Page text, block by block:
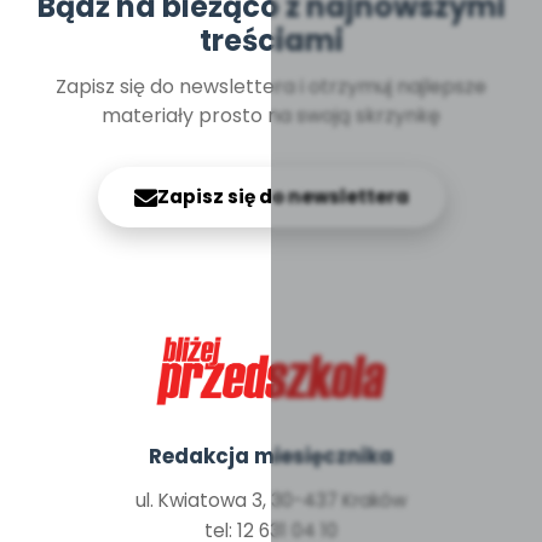
treściami
Zapisz się do newslettera i otrzymuj najlepsze
materiały prosto na swoją skrzynkę
Zapisz się do newslettera
Redakcja miesięcznika
ul. Kwiatowa 3, 30-437 Kraków
tel: 12 631 04 10